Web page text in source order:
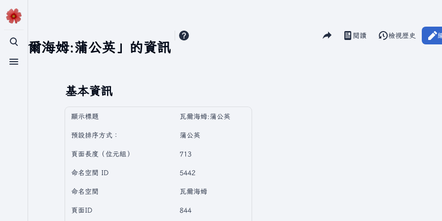
切換搜尋
切換選單
「瓦爾海姆:蒲公英」的資訊
分享此頁面
視圖閱讀 檢視歷史
基本資訊
顯示標題 瓦爾海姆:蒲公英
預設排序方式： 蒲公英
頁面長度（位元組） 713
命名空間 ID 5442
命名空間 瓦爾海姆
頁面ID 844